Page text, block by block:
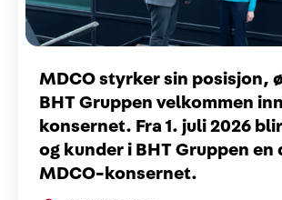
MDCO styrker sin posisjon,
BHT Gruppen velkommen
konsernet. Fra 1. juli 2026
og kunder i BHT Gruppen en
MDCO-konsernet.